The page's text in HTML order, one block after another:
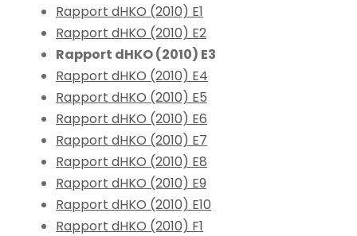
Rapport dHKO (2010) E1
Rapport dHKO (2010) E2
Rapport dHKO (2010) E3
Rapport dHKO (2010) E4
Rapport dHKO (2010) E5
Rapport dHKO (2010) E6
Rapport dHKO (2010) E7
Rapport dHKO (2010) E8
Rapport dHKO (2010) E9
Rapport dHKO (2010) E10
Rapport dHKO (2010) F1